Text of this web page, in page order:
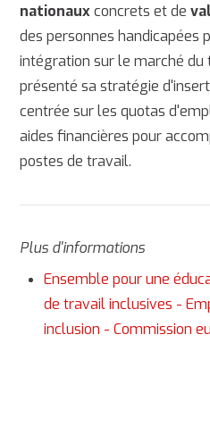
nationauxconcrets et de
des personnes handicapées
intégration sur le marché du
présenté sa stratégie
centrée sur les quotas
aides financières pour
postes de travail.
Plus d'informations
Ensemble pour une
de travail inclusives -
inclusion - Commission